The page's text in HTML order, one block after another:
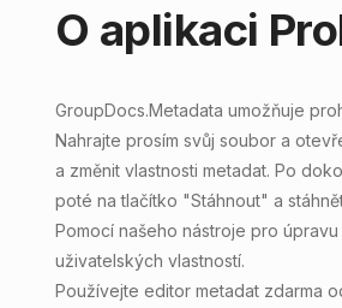
O aplikaci
GroupDocs.Metadata umožňuje
Nahrajte prosím svůj soubor a
a změnit vlastnosti metadat. Po
poté na tlačítko "Stáhnout" a
Pomocí našeho nástroje pro
uživatelských vlastností.
Používejte editor metadat zdarma